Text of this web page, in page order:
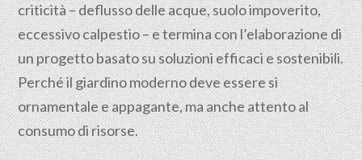
criticità – deflusso delle acque, suolo impoverito,
eccessivo calpestio – e termina con l’elaborazione di
un progetto basato su soluzioni efficaci e sostenibili.
Perché il giardino moderno deve essere sì
ornamentale e appagante, ma anche attento al
consumo di risorse.